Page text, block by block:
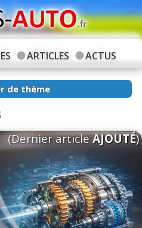
ARTICLES ACTUS
de thème
(Dernier articleAJOUTÉ)